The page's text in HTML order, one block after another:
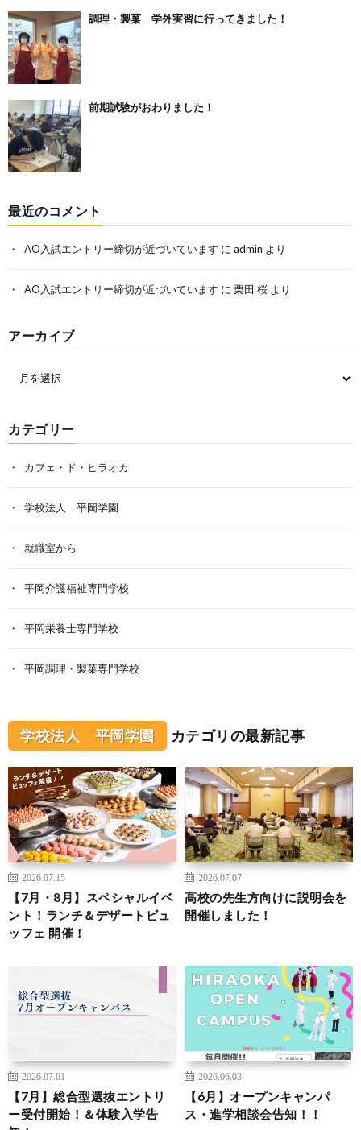
調理・製菓 学外実習に行ってきました！
前期試験がおわりました！
最近のコメント
AO入試エントリー締切が近づいています に admin より
AO入試エントリー締切が近づいています に 栗田 桜 より
アーカイブ
カテゴリー
カフェ・ド・ヒラオカ
学校法人 平岡学園
就職室から
平岡介護福祉専門学校
平岡栄養士専門学校
平岡調理・製菓専門学校
学校法人 平岡学園 カテゴリの最新記事
2026.07.15
【7月・8月】スペシャルイベ
ント！ランチ＆デザートビュ
ッフェ 開催！
2026.07.07
高校の先生方向けに説明会を
開催しました！
2026.07.01
【7月】総合型選抜エントリ
ー受付開始！＆体験入学告
2026.06.03
【6月】オープンキャンパ
ス・進学相談会告知！！